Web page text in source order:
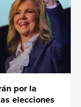
por la
elecciones